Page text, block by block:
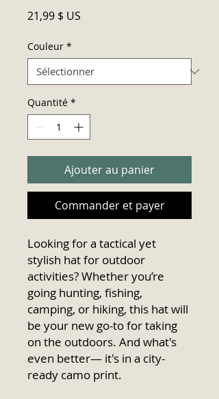
21,99 $ US
Couleur *
Quantité *
Ajouter au panier
Commander et payer
Looking for a tactical yet
stylish hat for outdoor
activities? Whether you’re
going hunting, fishing,
camping, or hiking, this hat will
be your new go-to for taking
on the outdoors. And what's
even better— it's in a city-
ready camo print.